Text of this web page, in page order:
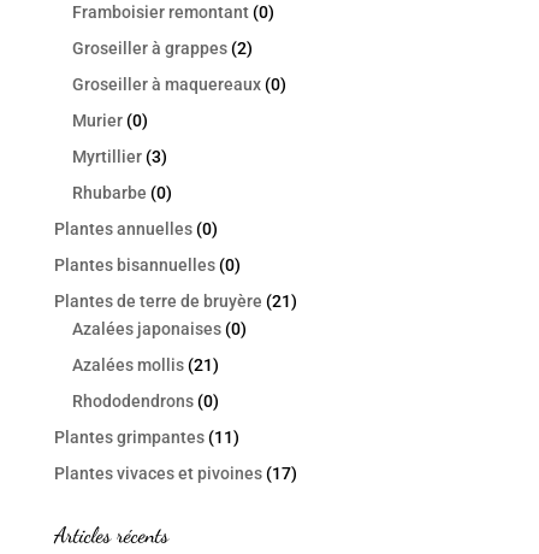
Framboisier remontant (0)
Groseiller à grappes (2)
Groseiller à maquereaux (0)
Murier (0)
Myrtillier (3)
Rhubarbe (0)
Plantes annuelles (0)
Plantes bisannuelles (0)
Plantes de terre de bruyère (21)
Azalées japonaises (0)
Azalées mollis (21)
Rhododendrons (0)
Plantes grimpantes (11)
Plantes vivaces et pivoines (17)
Articles récents